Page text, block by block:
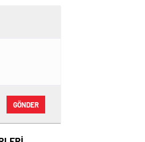
GÖNDER